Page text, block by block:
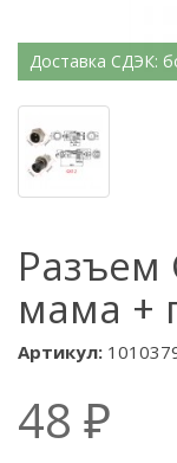
Доставка СДЭК:
Разъем
мама +
Артикул:
48 ₽